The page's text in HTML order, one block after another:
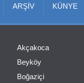
ARŞİV KÜNYE
Akçakoca
Beyköy
Boğaziçi